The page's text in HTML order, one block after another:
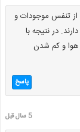
از تنفس موجودات و
در نتیجه با
و کم شدن
پاسخ
5 سال قبل